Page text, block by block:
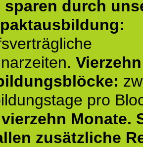
sparen durch
Vierzehn
pro
vierzehn Monate.
zusätzliche